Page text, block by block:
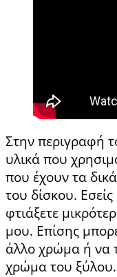
Στην περιγραφή
υλικά που
που έχουν τα
του δίσκου.
φτιάξετε
μου. Επίσης
άλλο χρώμα ή να
χρώμα του ξύλου.